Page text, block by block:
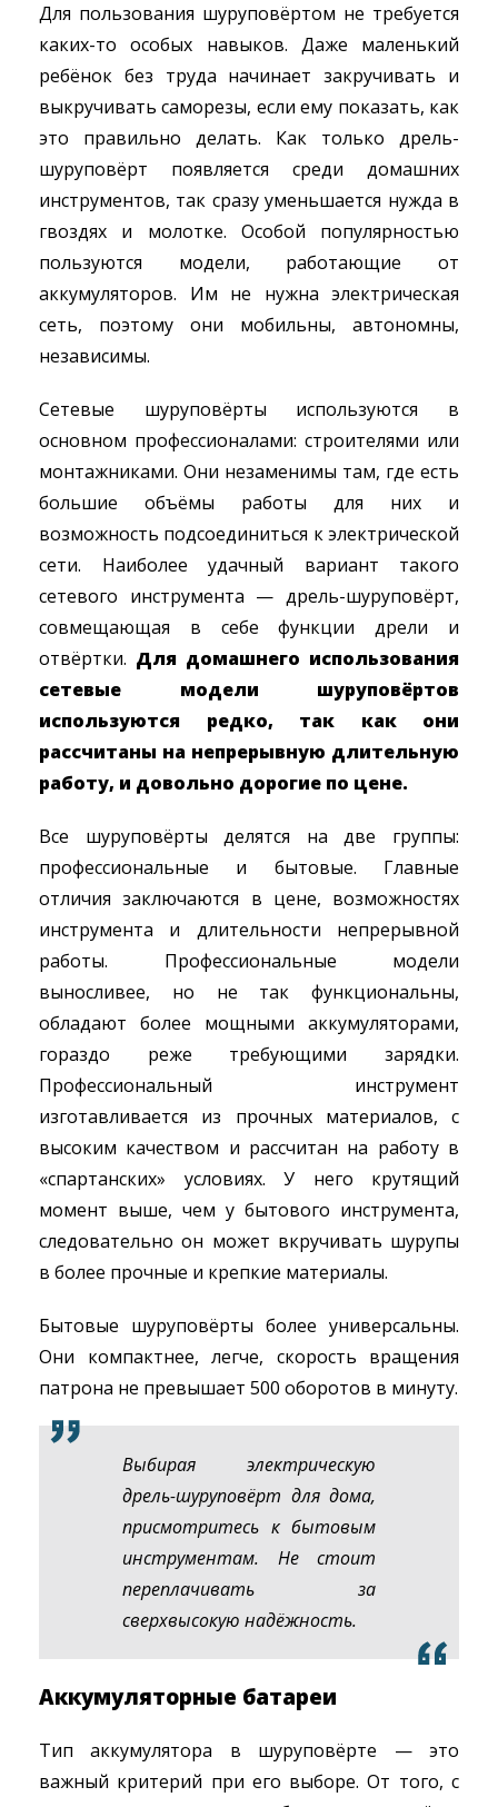
Для пользования шуруповёртом не требуется
каких-то особых навыков. Даже маленький
ребёнок без труда начинает закручивать и
выкручивать саморезы, если ему показать, как
это правильно делать. Как только дрель-
шуруповёрт появляется среди домашних
инструментов, так сразу уменьшается нужда в
гвоздях и молотке. Особой популярностью
пользуются модели, работающие от
аккумуляторов. Им не нужна электрическая
сеть, поэтому они мобильны, автономны,
независимы.
Сетевые шуруповёрты используются в
основном профессионалами: строителями или
монтажниками. Они незаменимы там, где есть
большие объёмы работы для них и
возможность подсоединиться к электрической
сети. Наиболее удачный вариант такого
сетевого инструмента — дрель-шуруповёрт,
совмещающая в себе функции дрели и
отвёртки. Для домашнего использования
сетевые модели шуруповёртов
используются редко, так как они
рассчитаны на непрерывную длительную
работу, и довольно дорогие по цене.
Все шуруповёрты делятся на две группы:
профессиональные и бытовые. Главные
отличия заключаются в цене, возможностях
инструмента и длительности непрерывной
работы. Профессиональные модели
выносливее, но не так функциональны,
обладают более мощными аккумуляторами,
гораздо реже требующими зарядки.
Профессиональный инструмент
изготавливается из прочных материалов, с
высоким качеством и рассчитан на работу в
«спартанских» условиях. У него крутящий
момент выше, чем у бытового инструмента,
следовательно он может вкручивать шурупы
в более прочные и крепкие материалы.
Бытовые шуруповёрты более универсальны.
Они компактнее, легче, скорость вращения
патрона не превышает 500 оборотов в минуту.
Выбирая электрическую
дрель-шуруповёрт для дома,
присмотритесь к бытовым
инструментам. Не стоит
переплачивать за
сверхвысокую надёжность.
Аккумуляторные батареи
Тип аккумулятора в шуруповёрте — это
важный критерий при его выборе. От того, с